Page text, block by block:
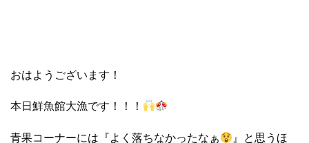
おはようございます！
本日鮮魚館大漁です！！！
青果コーナーには『よく落ちなかったなぁ
』と思うほ